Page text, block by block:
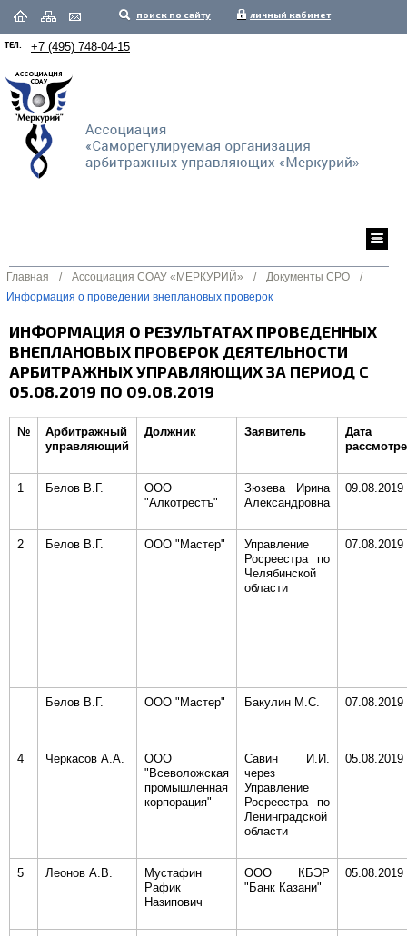
поиск по сайту личный кабинет
ТЕЛ. +7 (495) 748-04-15
Главная / Ассоциация СОАУ «МЕРКУРИЙ» / Документы СРО
/
Информация о проведении внеплановых проверок
ИНФОРМАЦИЯ О РЕЗУЛЬТАТАХ ПРОВЕДЕННЫХ
ВНЕПЛАНОВЫХ ПРОВЕРОК ДЕЯТЕЛЬНОСТИ
АРБИТРАЖНЫХ УПРАВЛЯЮЩИХ ЗА ПЕРИОД С
05.08.2019 ПО 09.08.2019
№
Арбитражный
управляющий
Должник Заявитель
Дата
1 Белов В.Г.
ООО
"Алкотрестъ"
Зюзева Ирина
Александровна
09.08.2019
2 Белов В.Г. ООО "Мастер"
Управление
Росреестра по
Челябинской
области
07.08.2019
Белов В.Г. ООО "Мастер" Бакулин М.С. 07.08.2019
4 Черкасов А.А.
ООО
"Всеволожская
промышленная
корпорация"
Савин И.И.
через
Управление
Росреестра по
Ленинградской
области
05.08.2019
5 Леонов А.В.
Мустафин
Рафик
Назипович
ООО КБЭР
"Банк Казани"
05.08.2019